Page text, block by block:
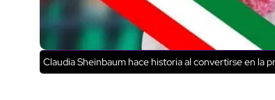
Claudia Sheinbaum hace historia al convertirse en la